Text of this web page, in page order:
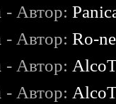
- Автор:
- Автор:Ro-
- Автор:
- Автор: